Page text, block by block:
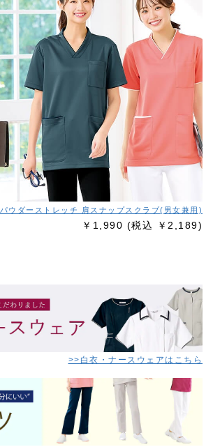
パウダーストレッチ 肩スナップスクラブ(男女兼用)
￥1,990 (税込 ￥2,189)
>>白衣・ナースウェアはこちら